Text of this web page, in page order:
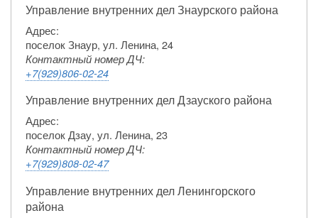
Управление внутренних дел Знаурского района
Адрес:
поселок Знаур, ул. Ленина, 24
Контактный номер ДЧ:
+7(929)806-02-24
Управление внутренних дел Дзауского района
Адрес:
поселок Дзау, ул. Ленина, 23
Контактный номер ДЧ:
+7(929)808-02-47
Управление внутренних дел Ленингорского
района